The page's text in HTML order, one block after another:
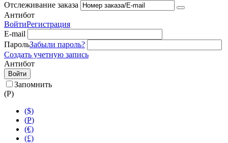
Отслеживание заказа
Антибот
ВойтиРегистрация
E-mail
ПарольЗабыли пароль?
Создать учетную запись
Антибот
Войти
Запомнить
(Р)
($)
(Р)
(€)
(£)